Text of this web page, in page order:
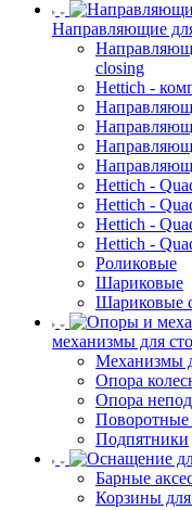
Направляющие
closing
Hettich -
Hettich -
Hettich -
Hettich -
Hettich -
Роликовые
Шариковые
Шариковые
механизмы для
Механизмы
Опора
Опора
Подпятники
Барные
Корзины